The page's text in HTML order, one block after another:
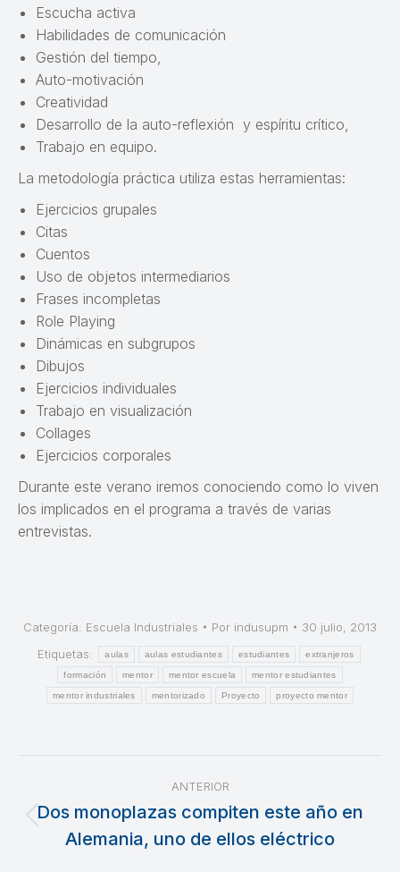
Escucha activa
Habilidades de comunicación
Gestión del tiempo,
Auto-motivación
Creatividad
Desarrollo de la auto-reflexión y espíritu crítico,
Trabajo en equipo.
La metodología práctica utiliza estas herramientas:
Ejercicios grupales
Citas
Cuentos
Uso de objetos intermediarios
Frases incompletas
Role Playing
Dinámicas en subgrupos
Dibujos
Ejercicios individuales
Trabajo en visualización
Collages
Ejercicios corporales
Durante este verano iremos conociendo como lo viven
los implicados en el programa a través de varias
entrevistas.
Categoría: Escuela Industriales Por indusupm
30 julio, 2013
Etiquetas:
aulas aulas estudiantes estudiantes extranjeros
formación mentor mentor escuela mentor estudiantes
mentor industriales mentorizado Proyecto proyecto mentor
Navegación
entre
publicaciones
ANTERIOR
Publicación
anterior:
Dos monoplazas compiten este año en
Alemania, uno de ellos eléctrico